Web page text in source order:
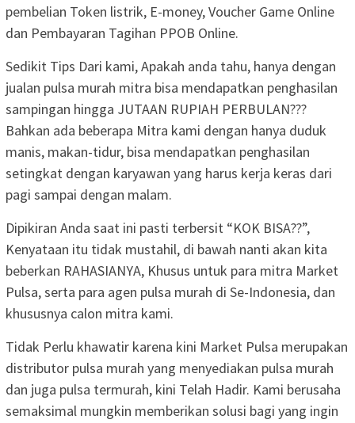
pembelian Token listrik, E-money, Voucher Game Online
dan Pembayaran Tagihan PPOB Online.
Sedikit Tips Dari kami, Apakah anda tahu, hanya dengan
jualan pulsa murah mitra bisa mendapatkan penghasilan
sampingan hingga JUTAAN RUPIAH PERBULAN???
Bahkan ada beberapa Mitra kami dengan hanya duduk
manis, makan-tidur, bisa mendapatkan penghasilan
setingkat dengan karyawan yang harus kerja keras dari
pagi sampai dengan malam.
Dipikiran Anda saat ini pasti terbersit “KOK BISA??”,
Kenyataan itu tidak mustahil, di bawah nanti akan kita
beberkan RAHASIANYA, Khusus untuk para mitra Market
Pulsa, serta para agen pulsa murah di Se-Indonesia, dan
khususnya calon mitra kami.
Tidak Perlu khawatir karena kini Market Pulsa merupakan
distributor pulsa murah yang menyediakan pulsa murah
dan juga pulsa termurah, kini Telah Hadir. Kami berusaha
semaksimal mungkin memberikan solusi bagi yang ingin